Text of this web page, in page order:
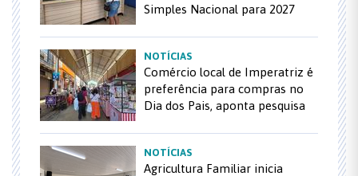
Simples Nacional para 2027
NOTÍCIAS
Comércio local de Imperatriz é
preferência para compras no
Dia dos Pais, aponta pesquisa
NOTÍCIAS
Agricultura Familiar inicia